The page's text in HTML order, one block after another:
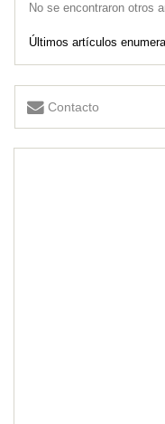
No se encontraron otros
Últimos artículos
Contacto